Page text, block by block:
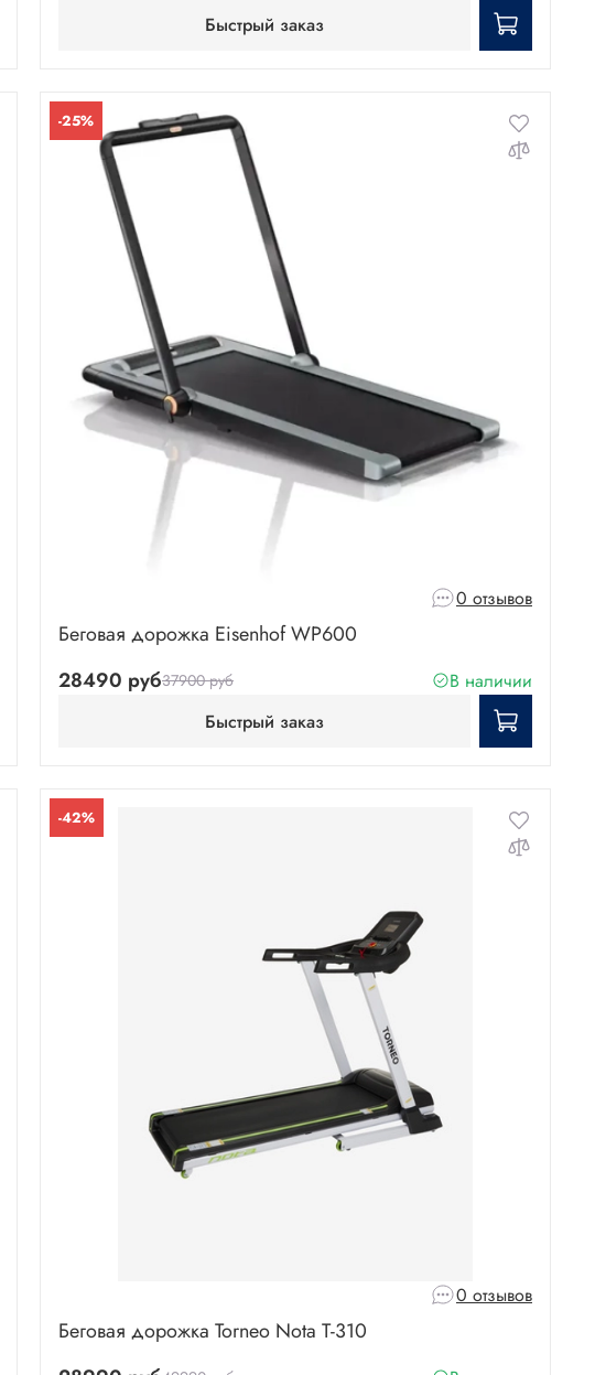
Быстрый заказ
-25%
0 отзывов
Беговая дорожка Eisenhof WP600
28490 руб37900 руб
В наличии
Быстрый заказ
-42%
0 отзывов
Беговая дорожка Torneo Nota T-310